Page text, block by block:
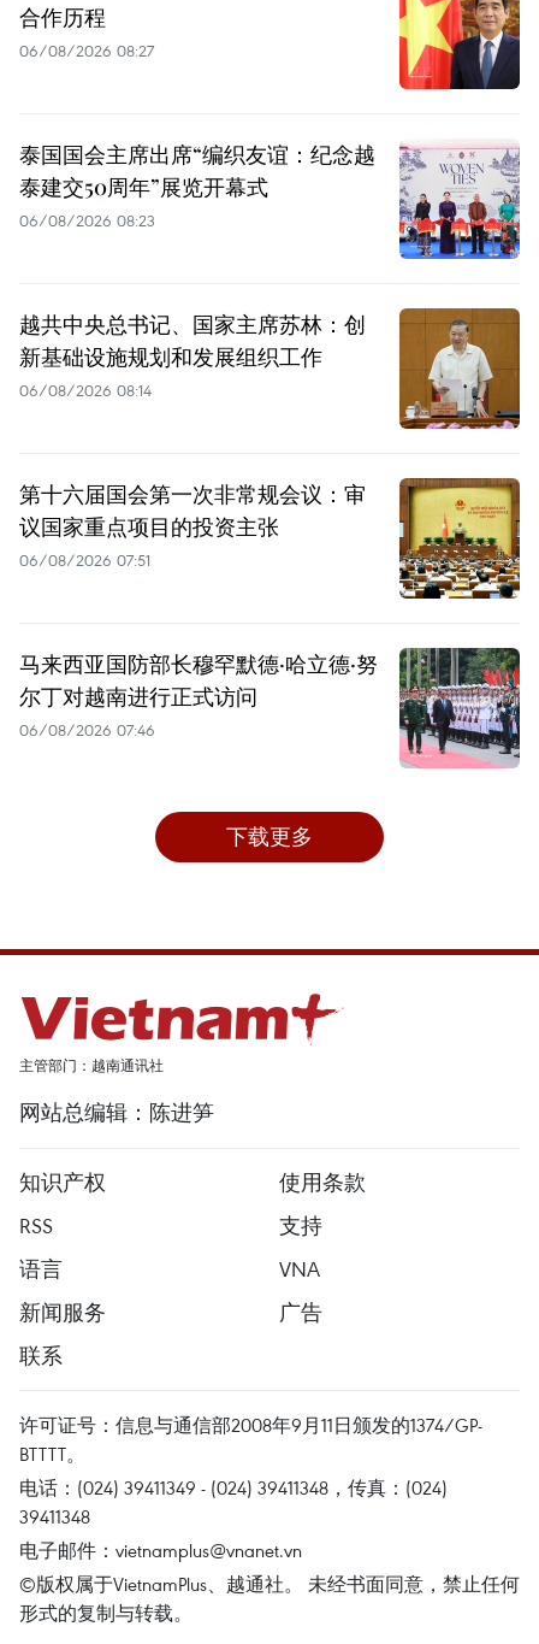
合作历程
06/08/2026 08:27
泰国国会主席出席“编织友谊：纪念越
泰建交50周年”展览开幕式
06/08/2026 08:23
越共中央总书记、国家主席苏林：创
新基础设施规划和发展组织工作
06/08/2026 08:14
第十六届国会第一次非常规会议：审
议国家重点项目的投资主张
06/08/2026 07:51
马来西亚国防部长穆罕默德·哈立德·努
尔丁对越南进行正式访问
06/08/2026 07:46
下载更多
主管部门：越南通讯社
网站总编辑：陈进笋
知识产权
使用条款
RSS
支持
语言
VNA
新闻服务
广告
联系
许可证号：信息与通信部2008年9月11日颁发的1374/GP-
BTTTT。
电话：(024) 39411349 - (024) 39411348，传真：(024)
39411348
电子邮件： vietnamplus@vnanet.vn
©版权属于VietnamPlus、越通社。 未经书面同意，禁止任何
形式的复制与转载。